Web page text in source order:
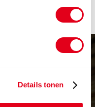
Details tonen